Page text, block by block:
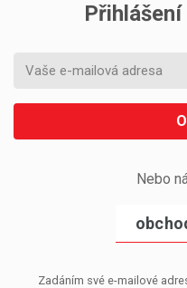
Nebo
Zadáním své e-mailové